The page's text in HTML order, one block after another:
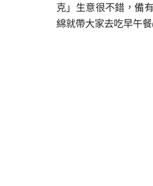
克」生意很不錯，備
綿就帶大家去吃早午